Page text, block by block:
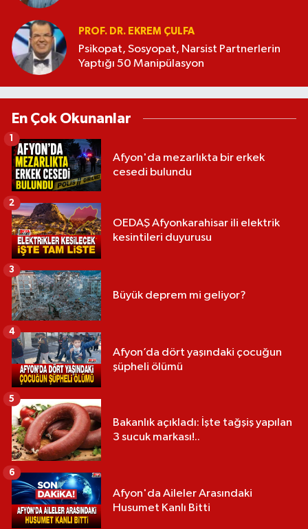
PROF. DR. EKREM ÇULFA
Psikopat, Sosyopat, Narsist Partnerlerin
Yaptığı 50 Manipülasyon
En Çok Okunanlar
Afyon'da mezarlıkta bir erkek
cesedi bulundu
1
OEDAŞ Afyonkarahisar ili elektrik
kesintileri duyurusu
2
Büyük deprem mi geliyor?
3
Afyon’da dört yaşındaki çocuğun
şüpheli ölümü
4
Bakanlık açıkladı: İşte tağşiş yapılan
3 sucuk markası!..
5
Afyon'da Aileler Arasındaki
Husumet Kanlı Bitti
6